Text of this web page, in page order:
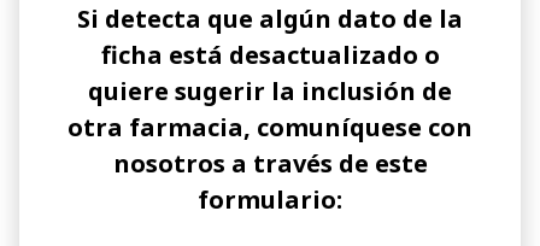
Si detecta que algún dato de la
ficha está desactualizado o
quiere sugerir la inclusión de
otra farmacia, comuníquese con
nosotros a través de este
formulario: